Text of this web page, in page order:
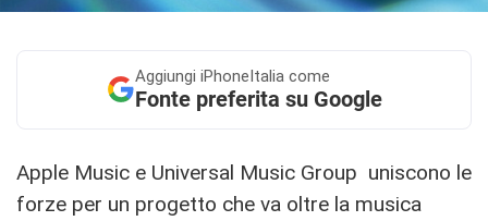
Aggiungi iPhoneItalia come
Fonte preferita su Google
Apple Music e Universal Music Group uniscono le
forze per un progetto che va oltre la musica